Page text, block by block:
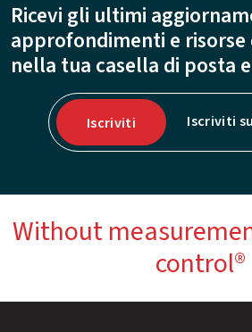
Ricevi gli ultimi
approfondimenti e
nella tua casella di posta
Iscriviti Iscriviti
Without
control®